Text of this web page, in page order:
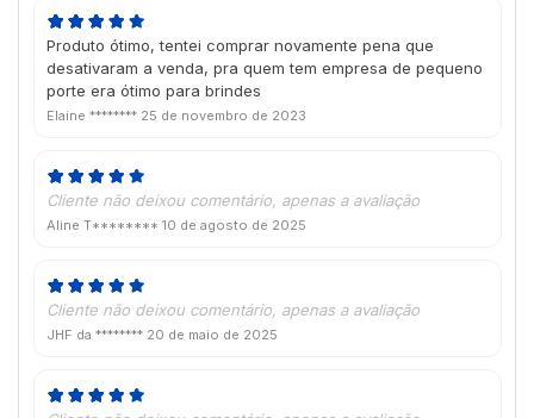
Produto ótimo, tentei comprar novamente pena que
desativaram a venda, pra quem tem empresa de pequeno
porte era ótimo para brindes
Elaine ******** 25 de novembro de 2023
Cliente não deixou comentário, apenas a avaliação
Aline T******** 10 de agosto de 2025
Cliente não deixou comentário, apenas a avaliação
JHF da ******** 20 de maio de 2025